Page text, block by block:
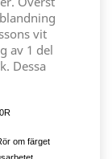
vit
av 1 del
Dessa
om färget